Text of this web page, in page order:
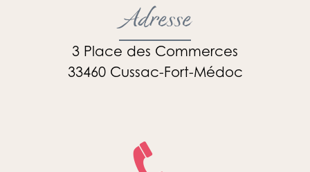
Adresse
3 Place des Commerces
33460 Cussac-Fort-Médoc